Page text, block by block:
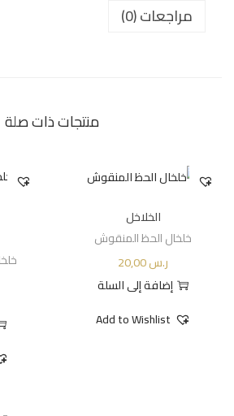
مراجعات (0)
منتجات ذات صلة
الخلاخل
خلخال الحظ المنقوش
ر.س
إضافة إلى السلة
Add to Wishlist